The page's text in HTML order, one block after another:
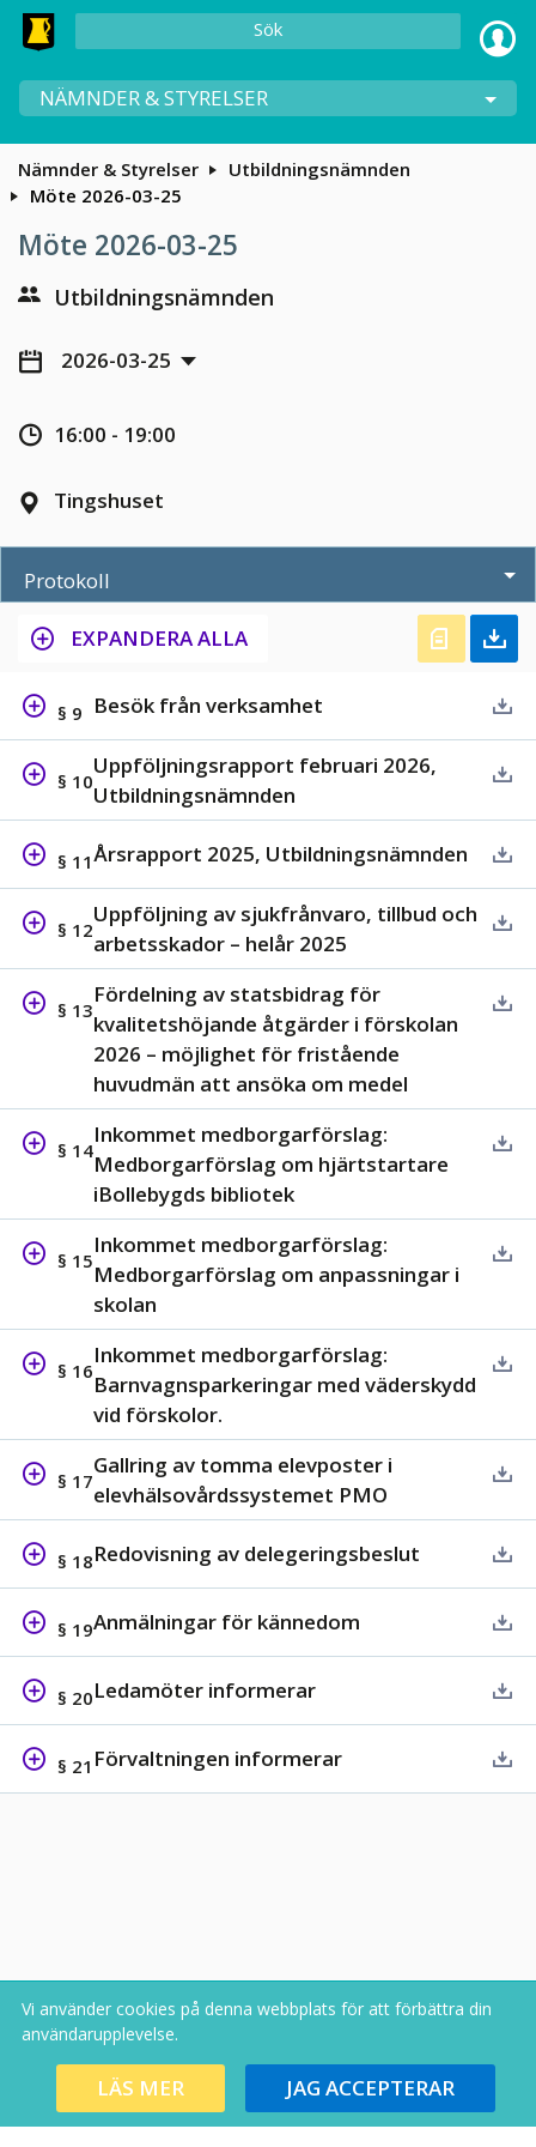
Sök
NÄMNDER & STYRELSER
Nämnder & Styrelser
Utbildningsnämnden
Möte 2026-03-25
Möte 2026-03-25
Utbildningsnämnden
2026-03-25
16:00 - 19:00
Tingshuset
Protokoll
EXPANDERA ALLA
§ 9 Besök från verksamhet
§ 10
Uppföljningsrapport februari 2026,
Utbildningsnämnden
§ 11Årsrapport 2025, Utbildningsnämnden
§ 12
Uppföljning av sjukfrånvaro, tillbud och
arbetsskador – helår 2025
§ 13
Fördelning av statsbidrag för
kvalitetshöjande åtgärder i förskolan
2026 – möjlighet för fristående
huvudmän att ansöka om medel
§ 14
Inkommet medborgarförslag:
Medborgarförslag om hjärtstartare
iBollebygds bibliotek
§ 15
Inkommet medborgarförslag:
Medborgarförslag om anpassningar i
skolan
§ 16
Inkommet medborgarförslag:
Barnvagnsparkeringar med väderskydd
vid förskolor.
§ 17
Gallring av tomma elevposter i
elevhälsovårdssystemet PMO
§ 18Redovisning av delegeringsbeslut
§ 19Anmälningar för kännedom
§ 20Ledamöter informerar
§ 21 Förvaltningen informerar
Vi använder cookies på denna webbplats för att förbättra din
användarupplevelse.